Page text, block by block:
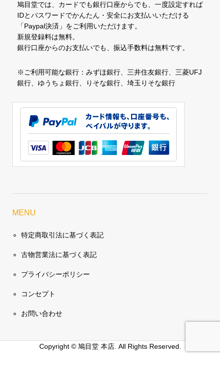
鳩目堂では、カードでも銀行口座からでも、一度設定すれば
IDとパスワードでかんたん・安全にお支払いいただける
「Paypal決済」をご利用いただけます。
新規登録料は無料。
銀行口座からのお支払いでも、振込手数料は無料です。
※ご利用可能な銀行：みずほ銀行、三井住友銀行、三菱UFJ
銀行、ゆうちょ銀行、りそな銀行、埼玉りそな銀行
MENU
特定商取引法に基づく表記
古物営業法に基づく表記
プライバシーポリシー
コンセプト
お問い合わせ
Copyright ©鳩目堂 本店. All Rights Reserved.